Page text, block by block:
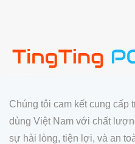
Chúng tôi cam kết cung cấp
dùng Việt Nam với chất
sự hài lòng, tiện lợi, và an